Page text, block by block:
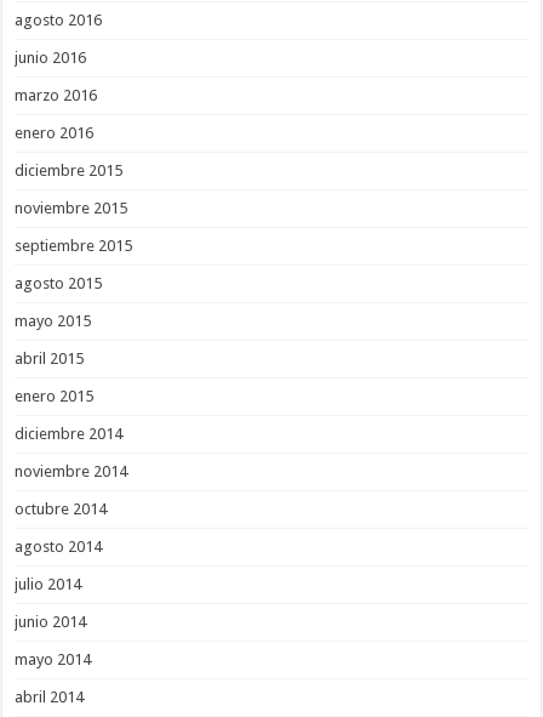
agosto 2016
junio 2016
marzo 2016
enero 2016
diciembre 2015
noviembre 2015
septiembre 2015
agosto 2015
mayo 2015
abril 2015
enero 2015
diciembre 2014
noviembre 2014
octubre 2014
agosto 2014
julio 2014
junio 2014
mayo 2014
abril 2014